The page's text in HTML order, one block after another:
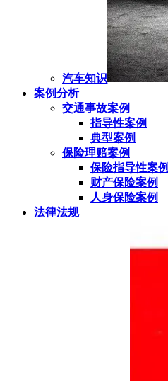
汽车知识
案例分析
交通事故案例
指导性案例
典型案例
保险理赔案例
保险指导性案例
财产保险案例
人身保险案例
法律法规